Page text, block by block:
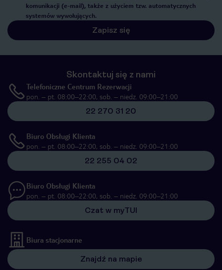
komunikacji (e-mail), także z użyciem tzw. automatycznych
systemów wywołujących.
Zapisz się
Skontaktuj się z nami
Telefoniczne Centrum Rezerwacji
pon. – pt. 08:00–22:00, sob. – niedz. 09:00–21:00
22 270 31 20
Biuro Obsługi Klienta
pon. – pt. 08:00–22:00, sob. – niedz. 09:00–21:00
22 255 04 02
Biuro Obsługi Klienta
pon. – pt. 08:00–22:00, sob. – niedz. 09:00–21:00
Czat w myTUI
Biura stacjonarne
Znajdź na mapie